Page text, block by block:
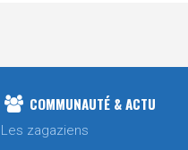
COMMUNAUTÉ & ACTU
Les zagaziens